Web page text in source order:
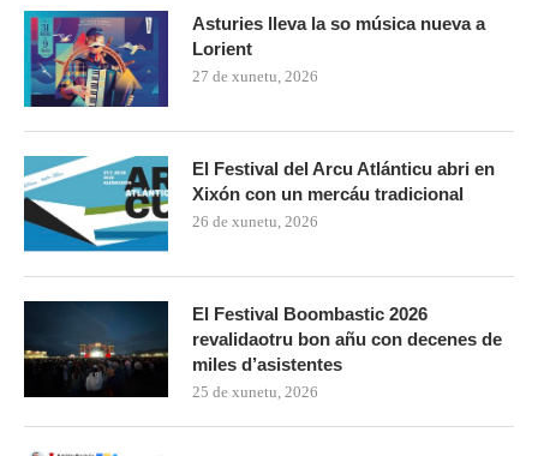
Asturies lleva la so música nueva a
Lorient
27 de xunetu, 2026
El Festival del Arcu Atlánticu abri en
Xixón con un mercáu tradicional
26 de xunetu, 2026
El Festival Boombastic 2026
revalidaotru bon añu con decenes de
miles d’asistentes
25 de xunetu, 2026